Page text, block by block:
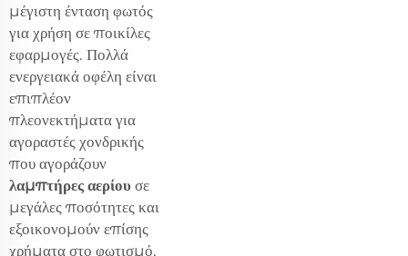
μέγιστη ένταση φωτός
για χρήση σε ποικίλες
εφαρμογές. Πολλά
ενεργειακά οφέλη είναι
επιπλέον
πλεονεκτήματα για
αγοραστές χονδρικής
που αγοράζουν
λαμπτήρες αερίου σε
μεγάλες ποσότητες και
εξοικονομούν επίσης
χρήματα στο φωτισμό.